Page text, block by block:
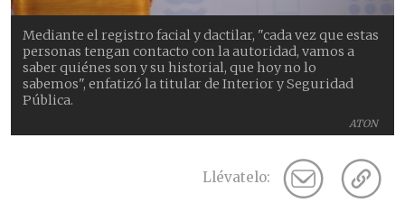
ATON
Mediante el registro facial y dactilar, "cada vez que estas
personas tengan contacto con la autoridad, vamos a
saber quiénes son y su historial, que hoy no lo
sabemos", enfatizó la titular de Interior y Seguridad
Pública.
Llévatelo: